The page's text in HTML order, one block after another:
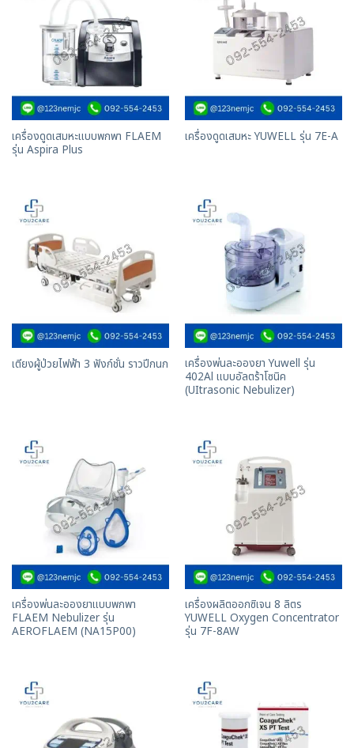
เครื่องดูดเสมหะแบบพกพา FLAEM
รุ่น Aspira Plus
เครื่องดูดเสมหะ YUWELL รุ่น 7E-A
เตียงผู้ป่วยไฟฟ้า 3 ฟังก์ชั่น ราวปีกนก
เครื่องพ่นละอองยา Yuwell รุ่น
402Al แบบอัลตร้าโซนิค
(UItrasonic Nebulizer)
เครื่องพ่นละอองยาแบบพกพา
FLAEM Nebulizer รุ่น
AEROFLAEM (NA15P00)
เครื่องผลิตออกซิเจน 8 ลิตร
YUWELL Oxygen Concentrator
รุ่น 7F-8AW